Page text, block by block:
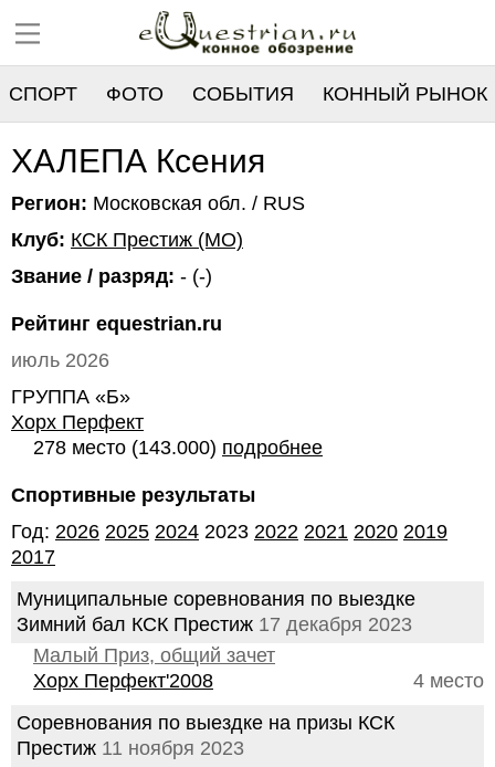
СПОРТ ФОТО СОБЫТИЯ КОННЫЙ РЫНОК
РЕЕСТР
ХАЛЕПА Ксения
Регион: Московская обл. / RUS
Клуб: КСК Престиж (МО)
Звание / разряд: - (-)
Рейтинг equestrian.ru
июль 2026
ГРУППА «Б»
Хорх Перфект
278 место (143.000) подробнее
Спортивные результаты
Год: 2026 2025 2024 2023 2022 2021 2020 2019
2017
Муниципальные соревнования по выездке
Зимний бал КСК Престиж 17 декабря 2023
Малый Приз, общий зачет
4 место
Хорх Перфект'2008
Соревнования по выездке на призы КСК
Престиж 11 ноября 2023